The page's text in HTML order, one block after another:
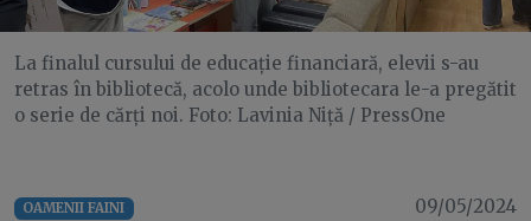
La finalul cursului de educație financiară, elevii s-au
retras în bibliotecă, acolo unde bibliotecara le-a pregătit
o serie de cărți noi. Foto: Lavinia Niță / PressOne
OAMENII FAINI 09/05/2024